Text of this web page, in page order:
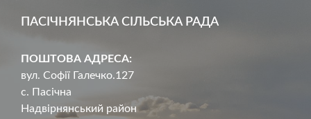
ПАСІЧНЯНСЬКА СІЛЬСЬКА РАДА
ПОШТОВА АДРЕСА:
вул. Софії Галечко.127
с. Пасічна
Надвірнянський район